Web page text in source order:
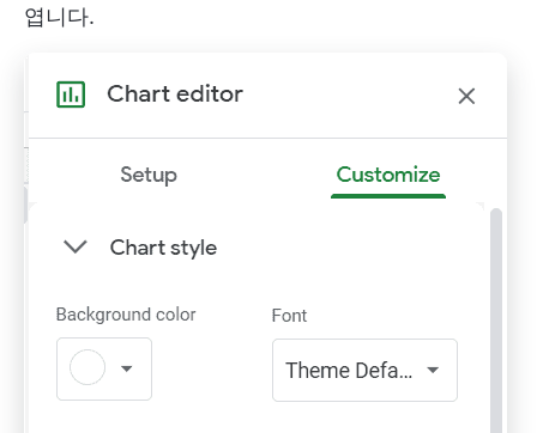
엽니다.